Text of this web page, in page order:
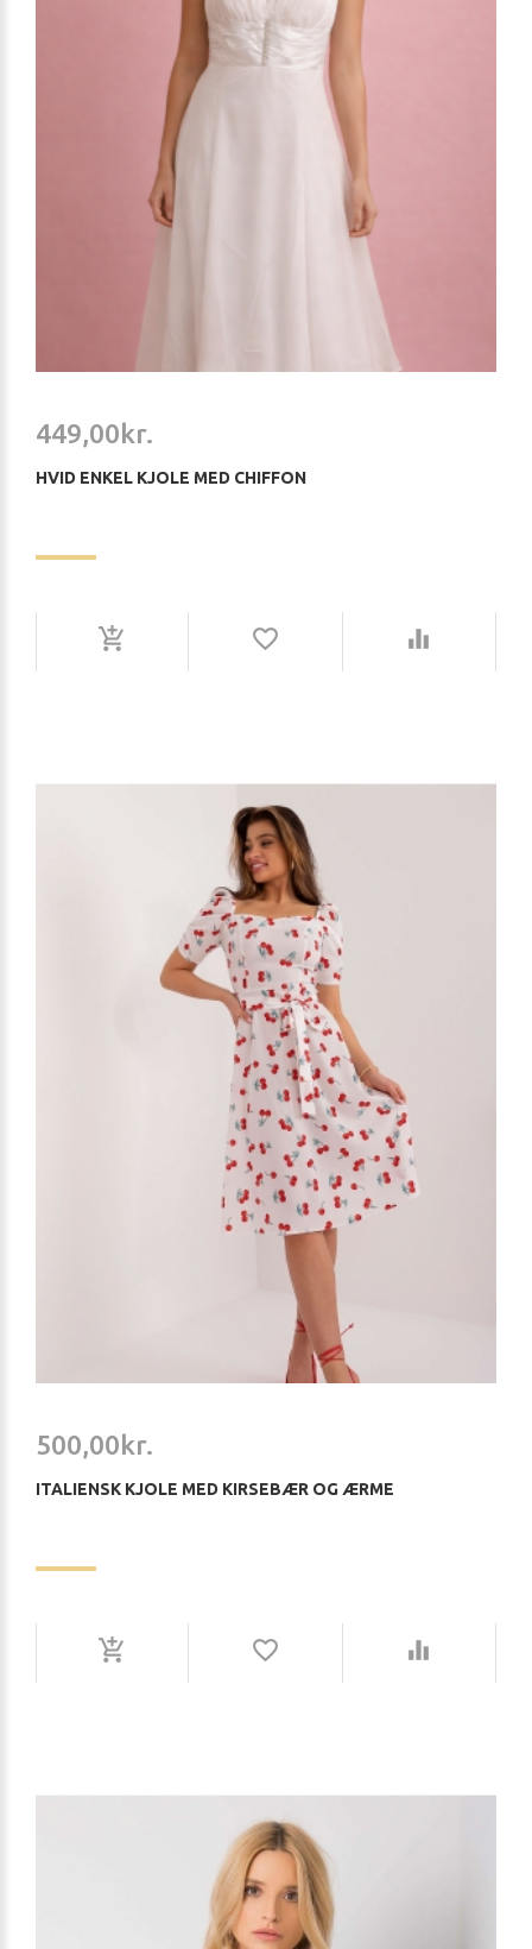
449,00kr.
HVID ENKEL KJOLE MED CHIFFON
500,00kr.
ITALIENSK KJOLE MED KIRSEBÆR OG ÆRME